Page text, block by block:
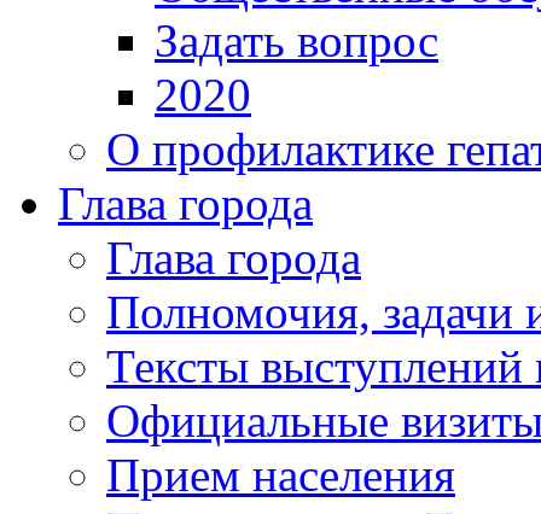
Задать вопрос
2020
О профилактике
Глава города
Глава города
Полномочия, задачи
Тексты выступлений
Официальные
Прием населения